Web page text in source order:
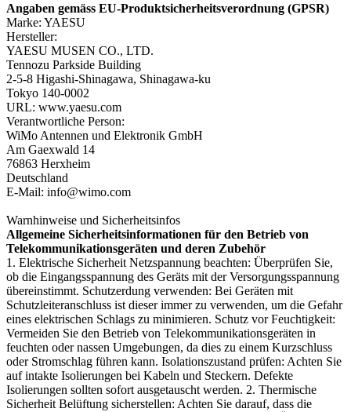
Angaben gemäss EU-Produktsicherheitsverordnung (GPSR)
Marke: YAESU
Hersteller:
YAESU MUSEN CO., LTD.
Tennozu Parkside Building
2-5-8 Higashi-Shinagawa, Shinagawa-ku
Tokyo 140-0002
URL: www.yaesu.com
Verantwortliche Person:
WiMo Antennen und Elektronik GmbH
Am Gaexwald 14
76863 Herxheim
Deutschland
E-Mail: info@wimo.com
Warnhinweise und Sicherheitsinfos
Allgemeine Sicherheitsinformationen für den Betrieb von
Telekommunikationsgeräten und deren Zubehör
1. Elektrische Sicherheit Netzspannung beachten: Überprüfen Sie,
ob die Eingangsspannung des Geräts mit der Versorgungsspannung
übereinstimmt. Schutzerdung verwenden: Bei Geräten mit
Schutzleiteranschluss ist dieser immer zu verwenden, um die Gefahr
eines elektrischen Schlags zu minimieren. Schutz vor Feuchtigkeit:
Vermeiden Sie den Betrieb von Telekommunikationsgeräten in
feuchten oder nassen Umgebungen, da dies zu einem Kurzschluss
oder Stromschlag führen kann. Isolationszustand prüfen: Achten Sie
auf intakte Isolierungen bei Kabeln und Steckern. Defekte
Isolierungen sollten sofort ausgetauscht werden. 2. Thermische
Sicherheit Belüftung sicherstellen: Achten Sie darauf, dass die